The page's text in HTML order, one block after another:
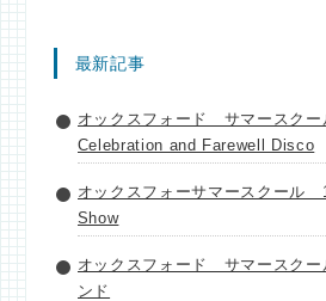
最新記事
オックスフォード サマースク
Celebration and Farewell Disco
オックスフォーサマースクー
Show
オックスフォード サマースク
ンド